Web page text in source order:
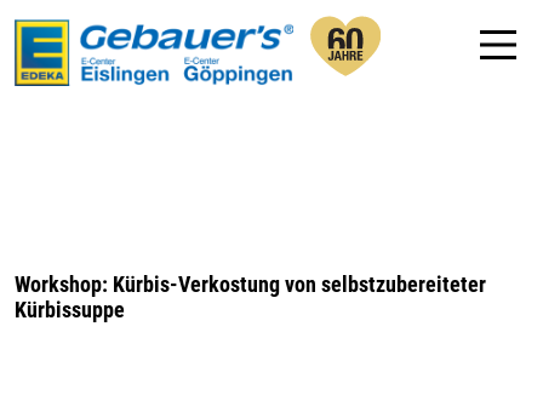
Workshop: Kürbis-Verkostung von selbstzubereiteter
Kürbissuppe